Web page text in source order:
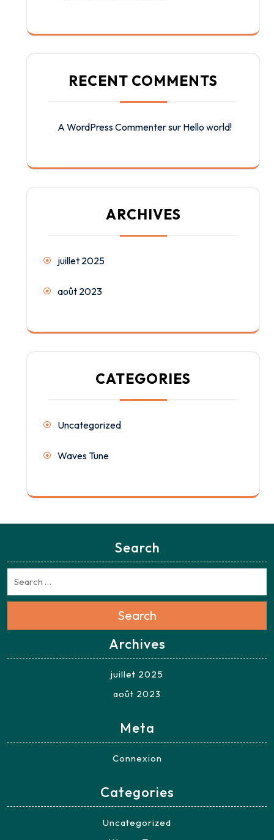
RECENT COMMENTS
A WordPress Commentersur Hello world!
ARCHIVES
juillet 2025
août 2023
CATEGORIES
Uncategorized
Waves Tune
Search
Search
Archives
juillet 2025
août 2023
Meta
Connexion
Categories
Uncategorized